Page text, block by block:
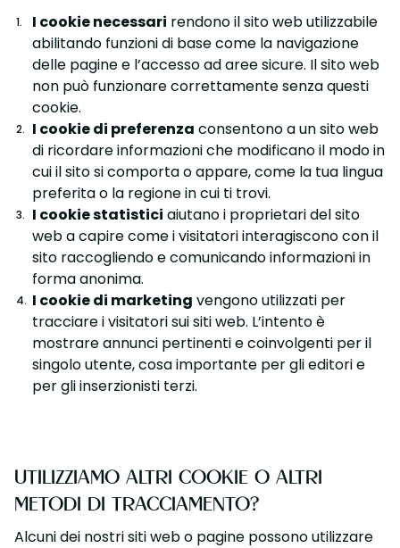
I cookie necessari rendono il sito web utilizzabile
abilitando funzioni di base come la navigazione
delle pagine e l’accesso ad aree sicure. Il sito web
non può funzionare correttamente senza questi
cookie.
I cookie di preferenza consentono a un sito web
di ricordare informazioni che modificano il modo in
cui il sito si comporta o appare, come la tua lingua
preferita o la regione in cui ti trovi.
I cookie statistici aiutano i proprietari del sito
web a capire come i visitatori interagiscono con il
sito raccogliendo e comunicando informazioni in
forma anonima.
I cookie di marketing vengono utilizzati per
tracciare i visitatori sui siti web. L’intento è
mostrare annunci pertinenti e coinvolgenti per il
singolo utente, cosa importante per gli editori e
per gli inserzionisti terzi.
UTILIZZIAMO ALTRI COOKIE O ALTRI
METODI DI TRACCIAMENTO?
Alcuni dei nostri siti web o pagine possono utilizzare